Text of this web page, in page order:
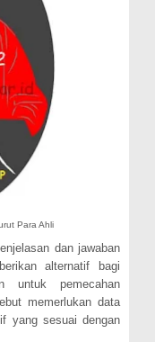
Para Ahli
dan jawaban
alternatif bagi
untuk pemecahan
memerlukan data
yang sesuai dengan